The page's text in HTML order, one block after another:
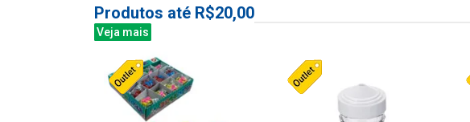
Produtos até R$20,00
Veja mais